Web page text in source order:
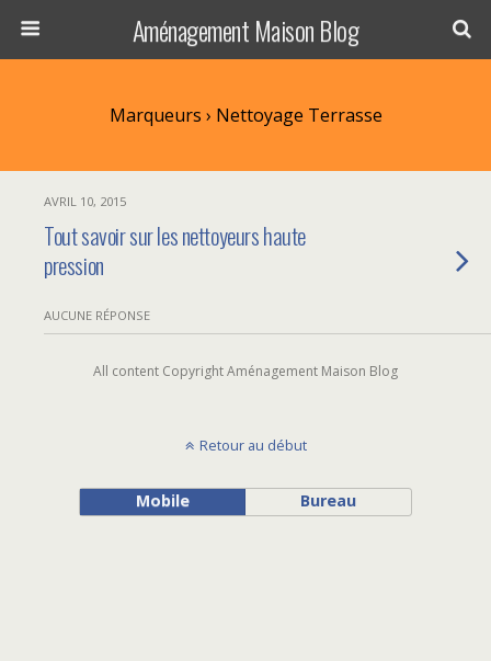
Aménagement Maison Blog
Marqueurs › Nettoyage Terrasse
AVRIL 10, 2015
Tout savoir sur les nettoyeurs haute
pression
AUCUNE RÉPONSE
All content Copyright Aménagement Maison Blog
Retour au début
Mobile Bureau